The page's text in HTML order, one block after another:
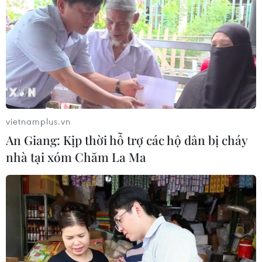
Hoa Kỳ trục xuất về nước
05/08/2026 07:38
Đồng Nai phát hiện 7 cơ sở nuôi lợn
"vỗ béo" sử dụng chất cấm
05/08/2026 04:59
Triệt phá thành công hệ
1.500 tỷ đồng/tháng
05/08/2026 04:57
Đình chỉ chức vụ một hiệu trưởng do
liên quan đường dây cá độ bóng đá
vietnamplus.vn
An Giang: Kịp thời hỗ trợ các hộ dân bị cháy
nhà tại xóm Chăm La Ma